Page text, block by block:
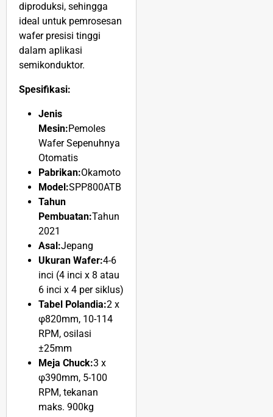
diproduksi, sehingga
ideal untuk pemrosesan
wafer presisi tinggi
dalam aplikasi
semikonduktor.
Spesifikasi:
Jenis
Mesin:Pemoles
Wafer Sepenuhnya
Otomatis
Pabrikan:Okamoto
Model:SPP800ATB
Tahun
Pembuatan:Tahun
2021
Asal:Jepang
Ukuran Wafer:4-6
inci (4 inci x 8 atau
6 inci x 4 per siklus)
Tabel Polandia:2 x
φ820mm, 10-114
RPM, osilasi
±25mm
Meja Chuck:3 x
φ390mm, 5-100
RPM, tekanan
maks. 900kg